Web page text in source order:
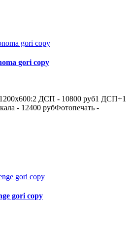
gori copy
ДСП - 10800 руб1 ДСП+1
- 12400 рубФотопечать -
gori copy